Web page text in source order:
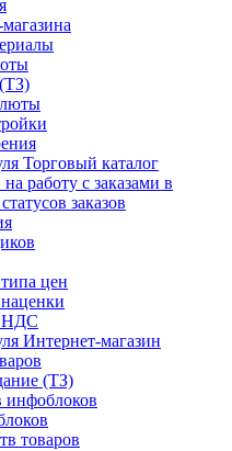
Торговый каталог
работу с заказами в
заказов
цен
НДС
Интернет-магазин
(ТЗ)
инфоблоков
товаров